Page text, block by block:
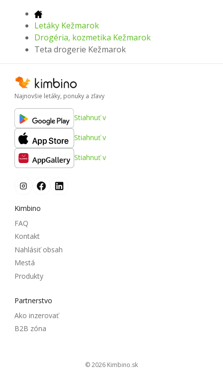
Letáky Kežmarok
Drogéria, kozmetika Kežmarok
Teta drogerie Kežmarok
Najnovšie letáky, ponuky a zľavy
Stiahnuť v
Stiahnuť v
Stiahnuť v
Kimbino
FAQ
Kontakt
Nahlásiť obsah
Mestá
Produkty
Partnerstvo
Ako inzerovať
B2B zóna
© 2026 kimbino.sk